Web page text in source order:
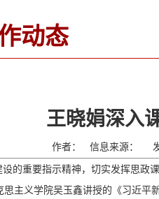
动态
王晓娟深入
作者： 信息来源： 发
的重要指示精神，切实发挥思
主义学院吴玉鑫讲授的《习近